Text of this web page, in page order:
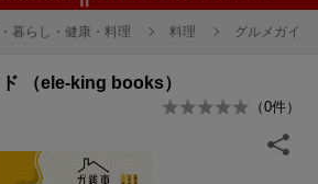
暮らし・健康・料理 料理 グルメガイド
（ele-king books）
（0件）